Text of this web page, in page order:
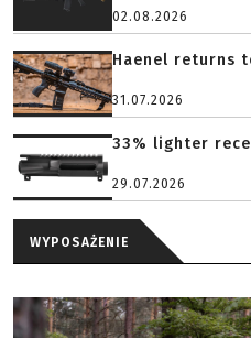
02.08.2026
Haenel returns
31.07.2026
33% lighter
29.07.2026
WYPOSAŻENIE